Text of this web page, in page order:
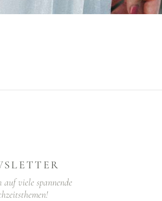
auf viele spannende